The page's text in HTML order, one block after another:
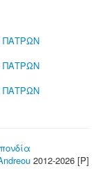
ΠΑΤΡΩΝ
ΠΑΤΡΩΝ
ΠΑΤΡΩΝ
2012-2026 [P]